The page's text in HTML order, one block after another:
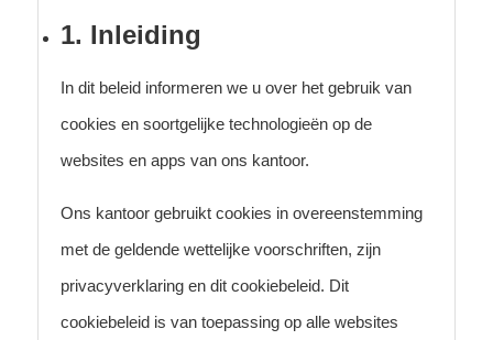
1. Inleiding
In dit beleid informeren we u over het gebruik van
cookies en soortgelijke technologieën op de
websites en apps van ons kantoor.
Ons kantoor gebruikt cookies in overeenstemming
met de geldende wettelijke voorschriften, zijn
privacyverklaring en dit cookiebeleid. Dit
cookiebeleid is van toepassing op alle websites